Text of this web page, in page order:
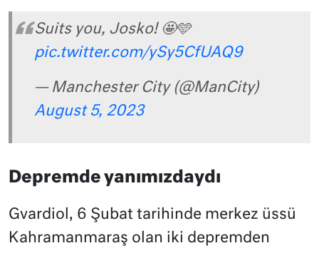
Suits you, Josko! 🤩🩵
pic.twitter.com/ySy5CfUAQ9
— Manchester City (@ManCity)
August 5, 2023
Depremde yanımızdaydı
Gvardiol, 6 Şubat tarihinde merkez üssü
Kahramanmaraş olan iki depremden